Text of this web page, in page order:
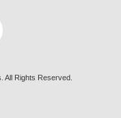
All Rights Reserved.